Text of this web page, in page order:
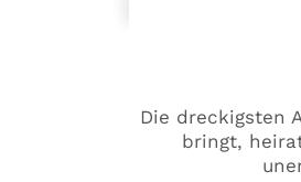
Die dreckigsten
bringt,